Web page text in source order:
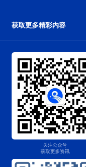
获取更多精彩内容
关注公众号
获取更多资讯